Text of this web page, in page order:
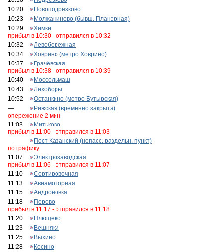
10:20
Новоподрезково
10:23
Молжаниново (бывш. Планерная)
10:29
Химки
прибыл в 10:30 - отправился в 10:32
10:32
Левобережная
10:34
Ховрино (метро Ховрино)
10:37
Грачёвская
прибыл в 10:38 - отправился в 10:39
10:40
Моссельмаш
10:43
Лихоборы
10:52
Останкино (метро Бутырская)
—
Рижская (временно закрыта)
опережение 2 мин
11:03
Митьково
прибыл в 11:00 - отправился в 11:03
—
Пост Казанский (непасс. раздельн. пункт)
по графику
11:07
Электрозаводская
прибыл в 11:06 - отправился в 11:07
11:10
Сортировочная
11:13
Авиамоторная
11:15
Андроновка
11:18
Перово
прибыл в 11:17 - отправился в 11:18
11:20
Плющево
11:23
Вешняки
11:25
Выхино
11:28
Косино